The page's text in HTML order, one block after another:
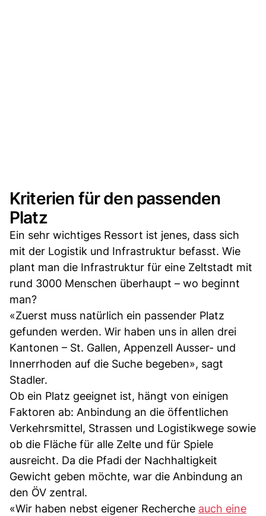
Kriterien für den passenden
Platz
Ein sehr wichtiges Ressort ist jenes, dass sich
mit der Logistik und Infrastruktur befasst. Wie
plant man die Infrastruktur für eine Zeltstadt mit
rund 3000 Menschen überhaupt – wo beginnt
man?
«Zuerst muss natürlich ein passender Platz
gefunden werden. Wir haben uns in allen drei
Kantonen – St. Gallen, Appenzell Ausser- und
Innerrhoden auf die Suche begeben», sagt
Stadler.
Ob ein Platz geeignet ist, hängt von einigen
Faktoren ab: Anbindung an die öffentlichen
Verkehrsmittel, Strassen und Logistikwege sowie
ob die Fläche für alle Zelte und für Spiele
ausreicht. Da die Pfadi der Nachhaltigkeit
Gewicht geben möchte, war die Anbindung an
den ÖV zentral.
«Wir haben nebst eigener Recherche auch eine